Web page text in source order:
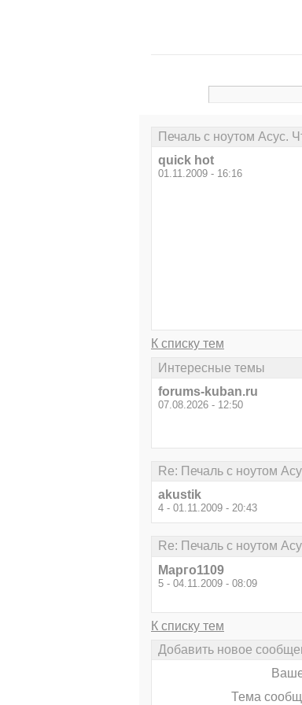
Печаль с ноутом Асус.
quick hot
01.11.2009 - 16:16
К списку тем
Интересные темы
forums-kuban.ru
07.08.2026 - 12:50
Re: Печаль с ноутом
akustik
4 - 01.11.2009 - 20:43
Re: Печаль с ноутом
Марго1109
5 - 04.11.2009 - 08:09
К списку тем
Добавить новое
Тема